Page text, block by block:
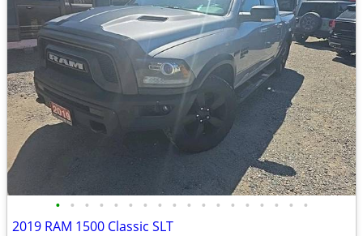
• • • • • • • • • • • • • • • • • •
2019 RAM 1500 Classic SLT